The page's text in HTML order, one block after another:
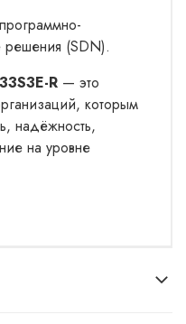
(SDN).
R — это
которым
надёжность,
на уровне